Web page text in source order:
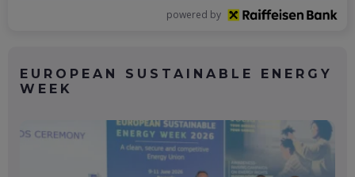
powered by
EUROPEAN SUSTAINABLE ENERGY
WEEK